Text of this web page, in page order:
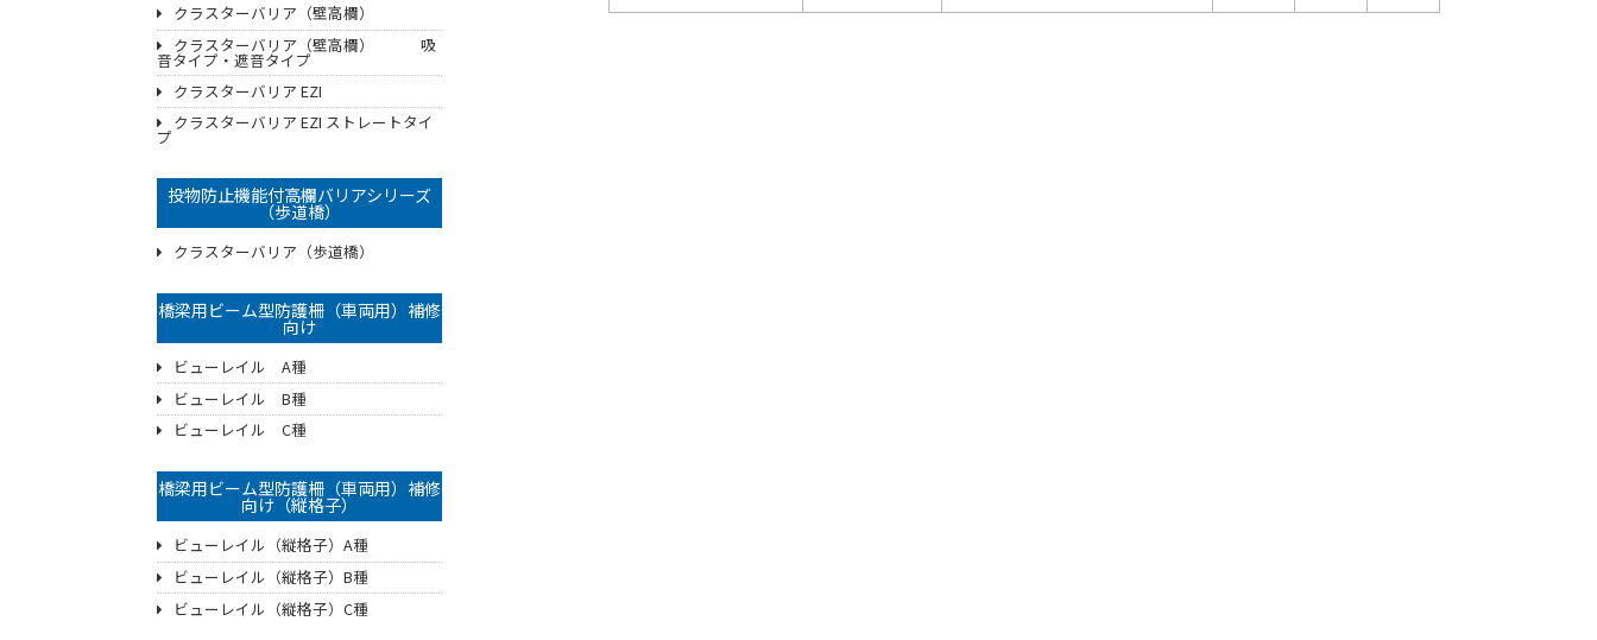
クラスターバリア（壁高欄）
クラスターバリア（壁高欄） 吸
音タイプ・遮音タイプ
クラスターバリア EZI
クラスターバリア EZI ストレートタイ
プ
投物防止機能付高欄バリアシリーズ
（歩道橋）
クラスターバリア（歩道橋）
橋梁用ビーム型防護柵（車両用）補修
向け
ビューレイル A種
ビューレイル B種
ビューレイル C種
橋梁用ビーム型防護柵（車両用）補修
向け（縦格子）
ビューレイル（縦格子）A種
ビューレイル（縦格子）B種
ビューレイル（縦格子）C種